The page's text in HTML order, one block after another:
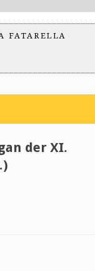
FATARELLA
der XI.